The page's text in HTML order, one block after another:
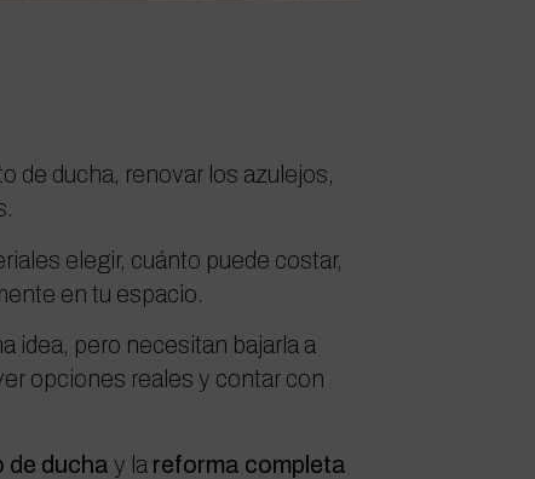
de ducha, renovar los azulejos,
elegir, cuánto puede costar,
en tu espacio.
idea, pero necesitan bajarla a
opciones reales y contar con
de ducha y la reforma completa